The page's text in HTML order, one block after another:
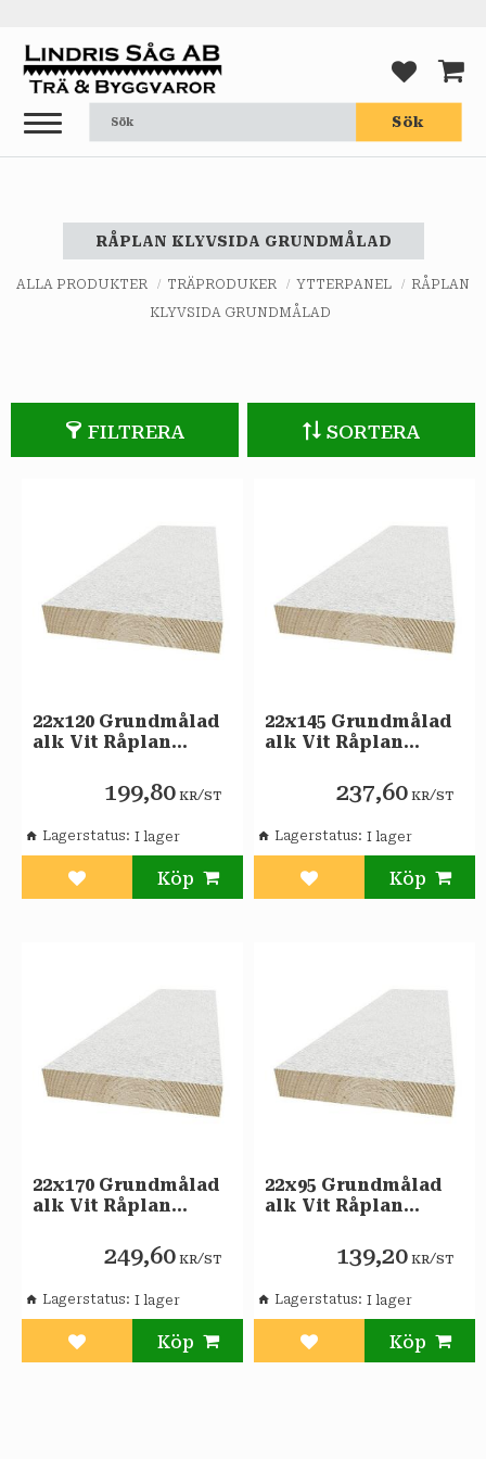
Meny
Sök
RÅPLAN KLYVSIDA GRUNDMÅLAD
ALLA PRODUKTER TRÄPRODUKER YTTERPANEL
RÅPLAN
KLYVSIDA GRUNDMÅLAD
FILTRERA SORTERA
22x120 Grundmålad
alk Vit Råplan
199,80 KR/ST
Lägg till i favoriter
Lagerstatus
22x145 Grundmålad
alk Vit Råplan
237,60 KR/ST
Lägg till i favoriter
Lagerstatus
22x170 Grundmålad
alk Vit Råplan
249,60 KR/ST
Lägg till i favoriter
Lagerstatus
22x95 Grundmålad
alk Vit Råplan
139,20 KR/ST
Lägg till i favoriter
Lagerstatus